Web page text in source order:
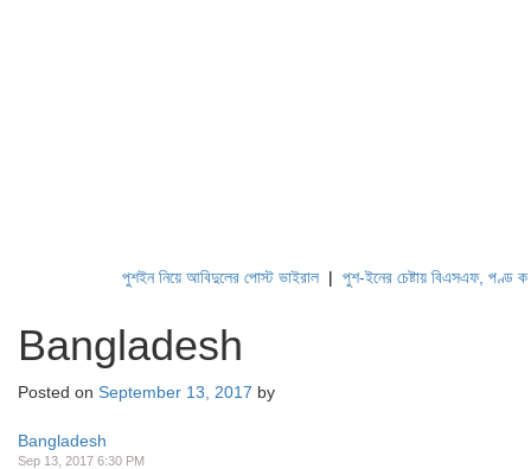
পুশইন নিয়ে আবিদুলের পোস্ট ভাইরাল|পুশ-ইনের চেষ্টায় বিএসএফ, পণ্ড করছে
Bangladesh
Posted on September 13, 2017 by
Bangladesh
Sep 13, 2017 6:30 PM